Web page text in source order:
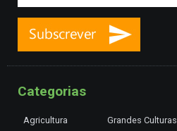
Categorias
Agricultura
Grandes Culturas